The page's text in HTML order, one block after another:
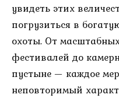
увидеть этих
погрузиться в
охоты. От
фестивалей до
пустыне — каждое
неповторимый